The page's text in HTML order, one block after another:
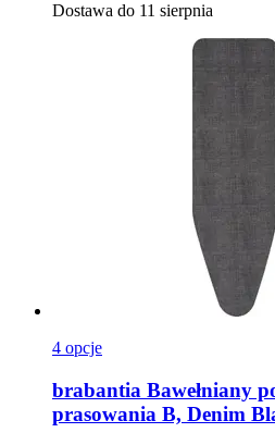
Dostawa do 11 sierpnia
4 opcje
brabantia Bawełniany
prasowania B, Denim